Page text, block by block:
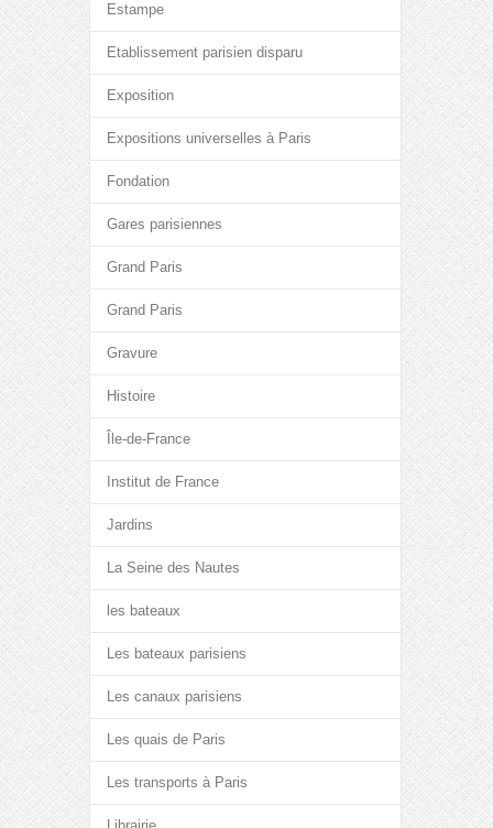
Estampe
Etablissement parisien disparu
Exposition
Expositions universelles à Paris
Fondation
Gares parisiennes
Grand Paris
Grand Paris
Gravure
Histoire
Île-de-France
Institut de France
Jardins
La Seine des Nautes
les bateaux
Les bateaux parisiens
Les canaux parisiens
Les quais de Paris
Les transports à Paris